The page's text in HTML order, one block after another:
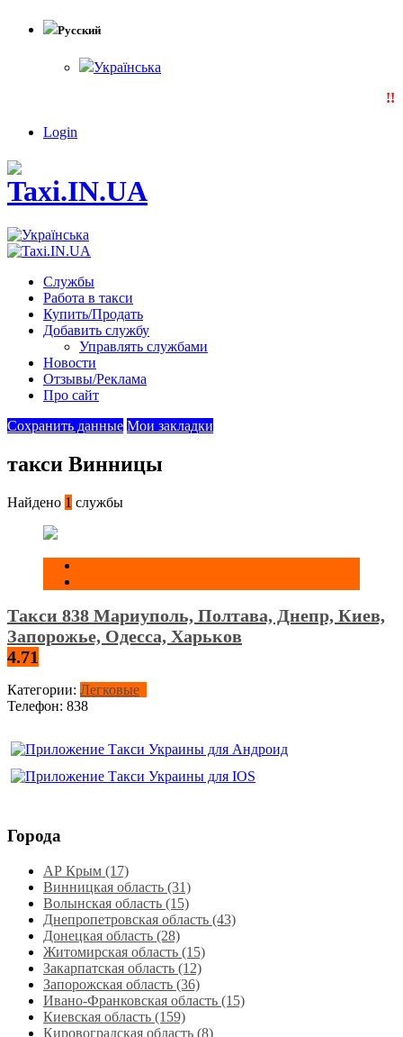
Русский
Українська
Login
Службы
Работа в такси
Купить/Продать
Добавить службу
Управлять службами
Новости
Отзывы/Реклама
Про сайт
Сохранить данные Мои закладки
такси Винницы
Найдено 1 службы
Такси 838 Мариуполь, Полтава, Днепр, Киев,
Запорожье, Одесса, Харьков
4.71
Категории: Легковые
Телефон: 838
Города
АР Крым (17)
Винницкая область (31)
Волынская область (15)
Днепропетровская область‎ (43)
Донецкая область (28)
Житомирская область (15)
Закарпатская область (12)
Запорожская область (36)
Ивано-Франковская область (15)
Киевская область (159)
Кировоградская область (8)